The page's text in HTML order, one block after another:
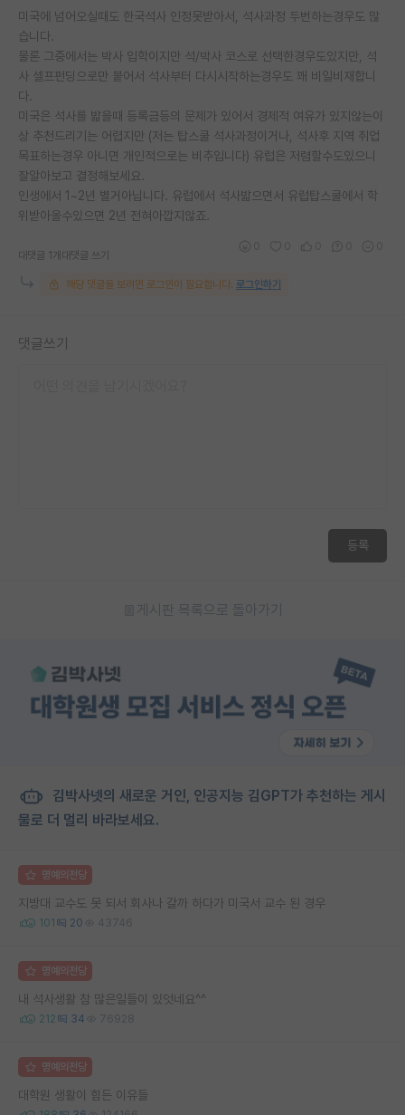
미국에 넘어오실때도 한국석사 인정못받아서, 석사과정 두번하는경우도 많
습니다.
물론 그중에서는 박사 입학이지만 석/박사 코스로 선택한경우도있지만, 석
사 셀프펀딩으로만 붙어서 석사부터 다시시작하는경우도 꽤 비일비재합니
다.
미국은 석사를 밟을때 등록금등의 문제가 있어서 경제적 여유가 있지않는이
상 추천드리기는 어렵지만 (저는 탑스쿨 석사과정이거나, 석사후 지역 취업
목표하는경우 아니면 개인적으로는 비추입니다) 유럽은 저렴할수도있으니
잘알아보고 결정해보세요.
인생에서 1~2년 별거아닙니다. 유럽에서 석사밟으면서 유럽탑스쿨에서 학
위받아올수있으면 2년 전혀아깝지않죠.
대댓글 1개 대댓글 쓰기
해당 댓글을 보려면 로그인이 필요합니다. 로그인하기
댓글쓰기
등록
게시판 목록으로 돌아가기
김박사넷의 새로운 거인, 인공지능 김GPT가 추천하는 게시
물로 더 멀리 바라보세요.
명예의전당
지방대 교수도 못 되서 회사나 갈까 하다가 미국서 교수 된 경우
101 20 43746
명예의전당
내 석사생활 참 많은일들이 있엇네요^^
212 34 76928
명예의전당
대학원 생활이 힘든 이유들